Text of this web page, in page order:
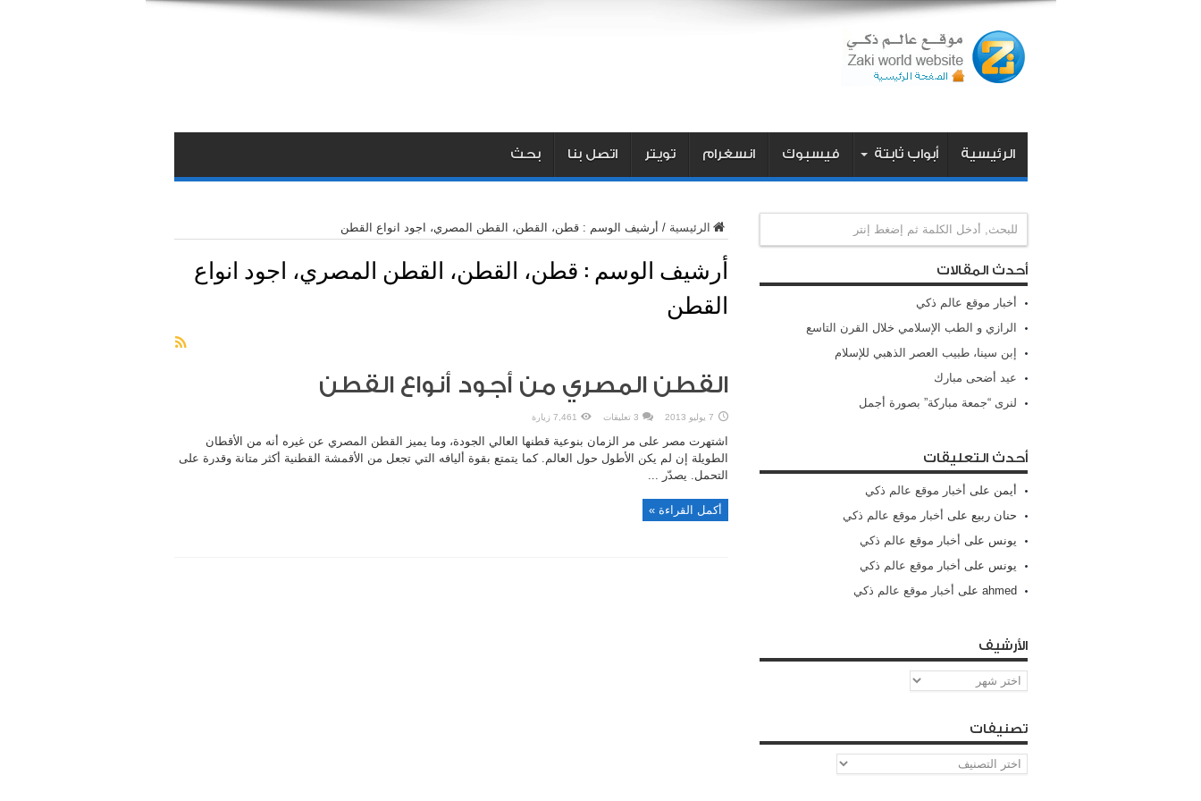
الرئيسية أبواب ثابتة فيسبوك انسغرام تويتر اتصل بنا بحث
الرئيسية / أرشيف الوسم : قطن، القطن، القطن المصري، اجود انواع القطن
أرشيف الوسم : قطن، القطن، القطن المصري، اجود انواع
القطن
القطن المصري من أجود أنواع القطن
7 يوليو 2013 3 تعليقات 7,461 زيارة
اشتهرت مصر على مر الزمان بنوعية قطنها العالي الجودة، وما يميز القطن المصري عن غيره أنه من الأقطان
الطويلة إن لم يكن الأطول حول العالم. كما يتمتع بقوة أليافه التي تجعل من الأقمشة القطنية أكثر متانة وقدرة على
التحمل. يصدّر ...
أكمل القراءة »
أحدث المقالات
أخبار موقع عالم ذكي
الرازي و الطب الإسلامي خلال القرن التاسع
إبن سينا، طبيب العصر الذهبي للإسلام
عيد أضحى مبارك
لنرى “جمعة مباركة” بصورة أجمل
أحدث التعليقات
أيمن على أخبار موقع عالم ذكي
حنان ربيع على أخبار موقع عالم ذكي
يونس على أخبار موقع عالم ذكي
يونس على أخبار موقع عالم ذكي
ahmed على أخبار موقع عالم ذكي
الأرشيف
الأرشيف
تصنيفات
تصنيفات